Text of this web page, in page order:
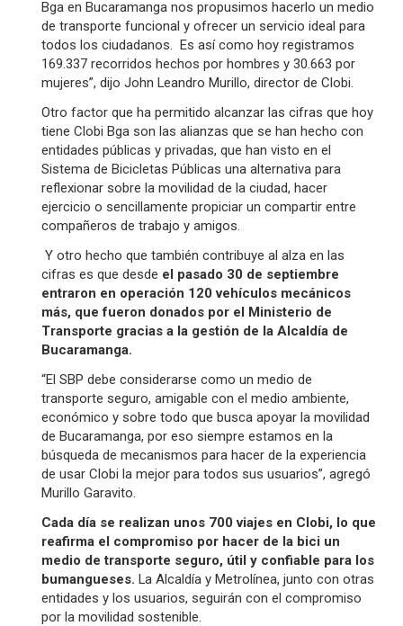
Bga en Bucaramanga nos propusimos hacerlo un medio
de transporte funcional y ofrecer un servicio ideal para
todos los ciudadanos. Es así como hoy registramos
169.337 recorridos hechos por hombres y 30.663 por
mujeres”, dijo John Leandro Murillo, director de Clobi.
Otro factor que ha permitido alcanzar las cifras que hoy
tiene Clobi Bga son las alianzas que se han hecho con
entidades públicas y privadas, que han visto en el
Sistema de Bicicletas Públicas una alternativa para
reflexionar sobre la movilidad de la ciudad, hacer
ejercicio o sencillamente propiciar un compartir entre
compañeros de trabajo y amigos.
Y otro hecho que también contribuye al alza en las
cifras es que desde el pasado 30 de septiembre
entraron en operación 120 vehículos mecánicos
más, que fueron donados por el Ministerio de
Transporte gracias a la gestión de la Alcaldía de
Bucaramanga.
“El SBP debe considerarse como un medio de
transporte seguro, amigable con el medio ambiente,
económico y sobre todo que busca apoyar la movilidad
de Bucaramanga, por eso siempre estamos en la
búsqueda de mecanismos para hacer de la experiencia
de usar Clobi la mejor para todos sus usuarios”, agregó
Murillo Garavito.
Cada día se realizan unos 700 viajes en Clobi, lo que
reafirma el compromiso por hacer de la bici un
medio de transporte seguro, útil y confiable para los
bumangueses. La Alcaldía y Metrolínea, junto con otras
entidades y los usuarios, seguirán con el compromiso
por la movilidad sostenible.